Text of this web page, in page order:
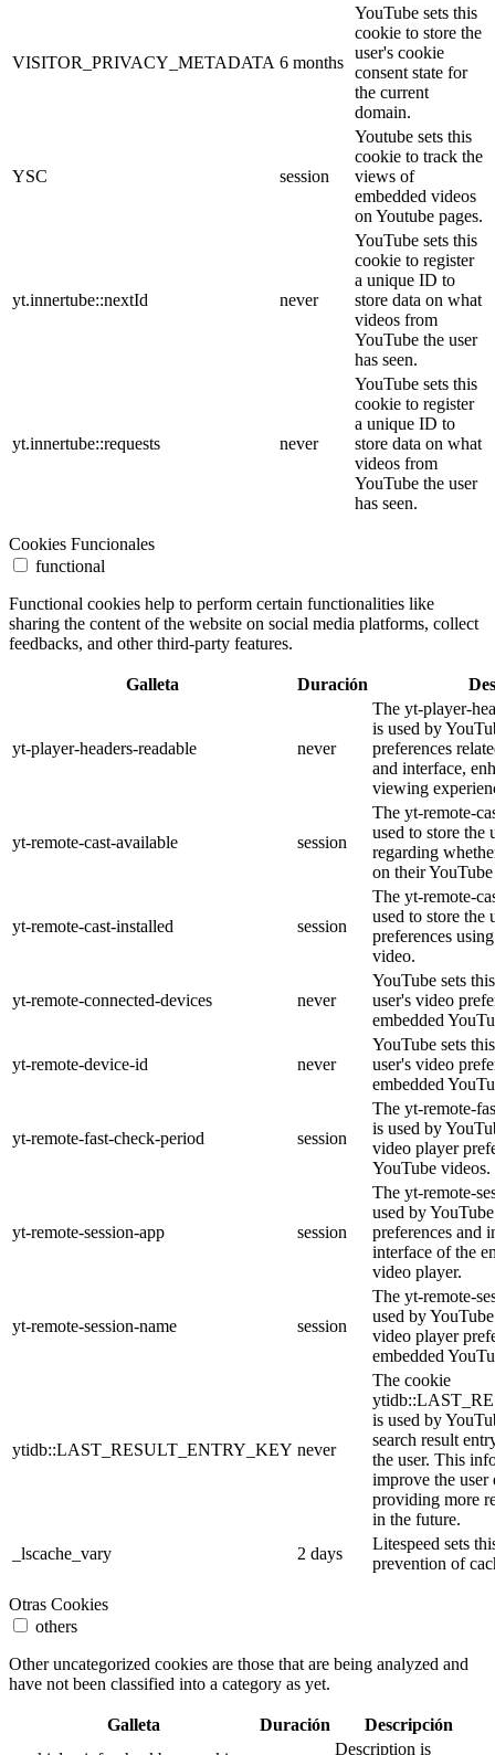
VISITOR_PRIVACY_METADATA 6 months
YouTube sets this
cookie to store the
user's cookie
consent state for
the current
domain.
YSC session
Youtube sets this
cookie to track the
views of
embedded videos
on Youtube pages.
yt.innertube::nextId never
YouTube sets this
cookie to register
a unique ID to
store data on what
videos from
YouTube the user
has seen.
yt.innertube::requests never
YouTube sets this
cookie to register
a unique ID to
store data on what
videos from
YouTube the user
has seen.
Cookies Funcionales
functional
Functional cookies help to perform certain functionalities like
sharing the content of the website on social media platforms, collect
feedbacks, and other third-party features.
Galleta Duración
yt-player-headers-readable never
The yt-player-
is used by
preferences
and interface,
viewing
yt-remote-cast-available session
The yt-remote-
used to store the
regarding
on their
yt-remote-cast-installed session
The yt-remote-
used to store the
preferences
video.
yt-remote-connected-devices never
YouTube sets
user's video
embedded
yt-remote-device-id never
YouTube sets
user's video
embedded
yt-remote-fast-check-period session
The yt-remote-
is used by
video player
YouTube videos.
yt-remote-session-app session
The yt-remote-
used by
preferences and
interface of the
video player.
yt-remote-session-name session
The yt-remote-
used by
video player
embedded
ytidb::LAST_RESULT_ENTRY_KEY never
The cookie
is used by
search result
the user. This
improve the user
providing more
in the future.
_lscache_vary
2 days
Litespeed sets
prevention of
Otras Cookies
others
Other uncategorized cookies are those that are being analyzed and
have not been classified into a category as yet.
Galleta Duración
Descripción
Description is